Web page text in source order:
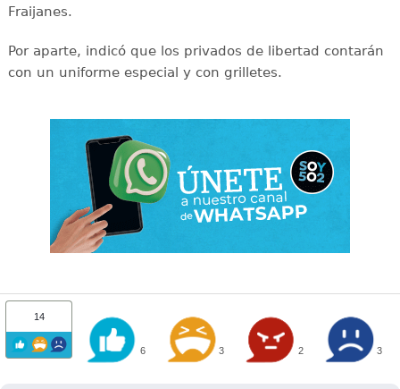
Fraijanes.
Por aparte, indicó que los privados de libertad contarán
con un uniforme especial y con grilletes.
14
6 3 2 3